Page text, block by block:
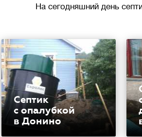
На сегодняшний день
Септик
с опалубкой
в Донино